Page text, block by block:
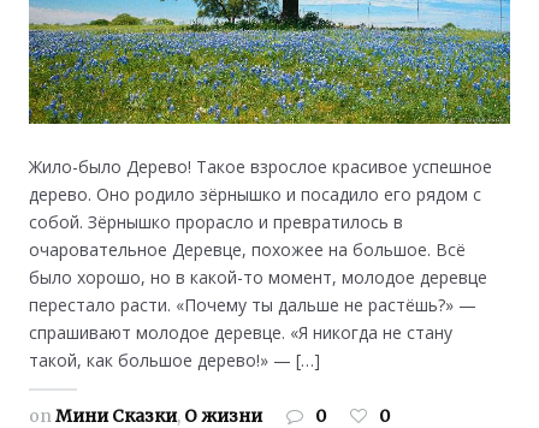
Жило-было Дерево! Такое взрослое красивое успешное
дерево. Оно родило зёрнышко и посадило его рядом с
собой. Зёрнышко прорасло и превратилось в
очаровательное Деревце, похожее на большое. Всё
было хорошо, но в какой-то момент, молодое деревце
перестало расти. «Почему ты дальше не растёшь?» —
спрашивают молодое деревце. «Я никогда не стану
такой, как большое дерево!» — […]
onМини Сказки, О жизни 0 0